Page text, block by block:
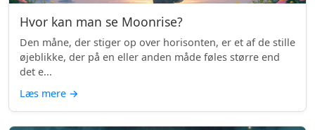
Hvor kan man se Moonrise?
Den måne, der stiger op over horisonten, er et af de stille
øjeblikke, der på en eller anden måde føles større end
det e...
Læs mere →